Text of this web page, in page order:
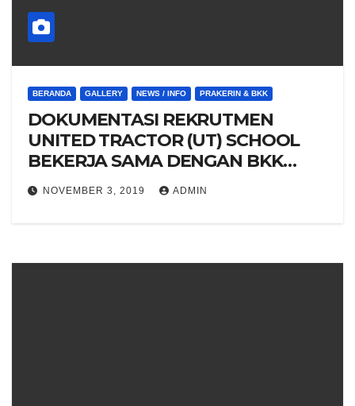
BERANDA GALLERY NEWS / INFO PRAKERIN & BKK
DOKUMENTASI REKRUTMEN
UNITED TRACTOR (UT) SCHOOL
BEKERJA SAMA DENGAN BKK
SMKN 1 Kediri
NOVEMBER 3, 2019 ADMIN